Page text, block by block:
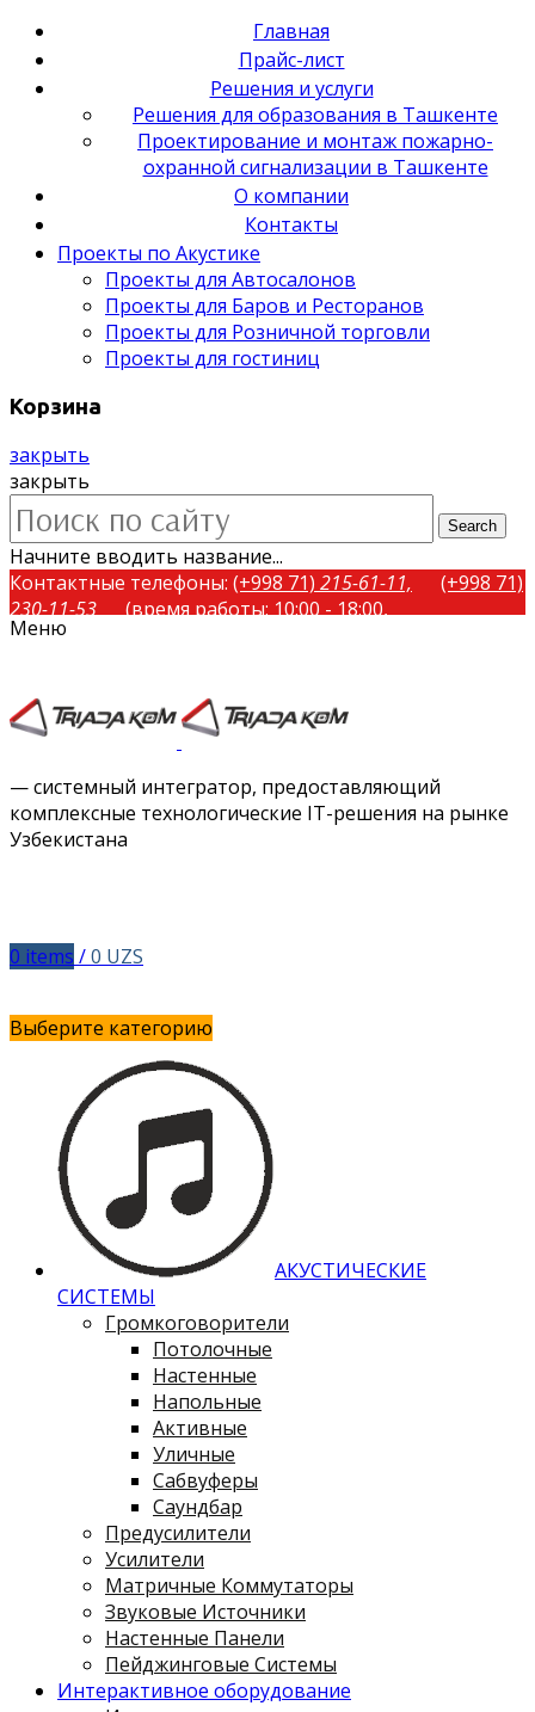
Главная
Прайс-лист
Решения и услуги
Решения для образования в Ташкенте
Проектирование и монтаж пожарно-
охранной сигнализации в Ташкенте
О компании
Контакты
Проекты по Акустике
Проекты для Автосалонов
Проекты для Баров и Ресторанов
Проекты для Розничной торговли
Проекты для гостиниц
Корзина
закрыть
закрыть
Search
Начните вводить название...
Контактные телефоны: (+998 71) 215-61-11,
(+998 71)
230-11-53
(время работы: 10:00 - 18:00,
понедельник-пятница)
Instagram
Vimeo
Меню
— системный интегратор, предоставляющий
комплексные технологические IT-решения на рынке
Узбекистана
0 items /0 UZS
Выберите категорию
АКУСТИЧЕСКИЕ
СИСТЕМЫ
Громкоговорители
Потолочные
Настенные
Напольные
Активные
Уличные
Сабвуферы
Саундбар
Предусилители
Усилители
Матричные Коммутаторы
Звуковые Источники
Настенные Панели
Пейджинговые Системы
Интерактивное оборудование